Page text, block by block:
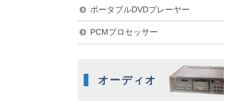
ポータブルDVDプレーヤー
PCMプロセッサー
オーディオ